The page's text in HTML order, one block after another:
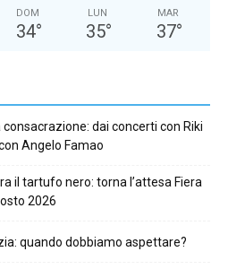
DOM
34°
LUN
35°
MAR
37°
consacrazione: dai concerti con Riki
Angelo Famao
il tartufo nero: torna l’attesa Fiera
2026
quando dobbiamo aspettare?